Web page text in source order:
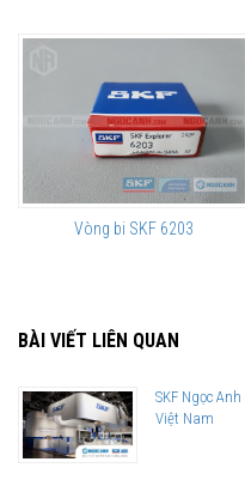
Vòng bi SKF 6203
BÀI VIẾT LIÊN QUAN
SKF Ngọc
Việt Nam